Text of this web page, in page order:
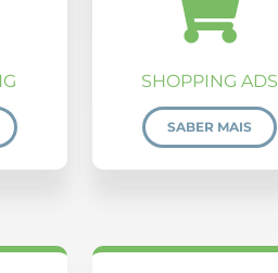
SHOPPING ADS
SABER MAIS